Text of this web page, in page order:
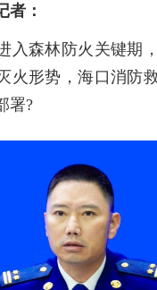
：
森林防火关键期
火形势，海口消防
署?